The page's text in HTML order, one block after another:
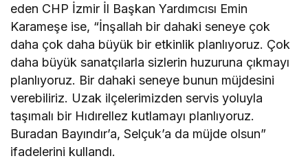
eden CHP İzmir İl Başkan Yardımcısı Emin
Karameşe ise, “İnşallah bir dahaki seneye çok
daha çok daha büyük bir etkinlik planlıyoruz. Çok
daha büyük sanatçılarla sizlerin huzuruna çıkmayı
planlıyoruz. Bir dahaki seneye bunun müjdesini
verebiliriz. Uzak ilçelerimizden servis yoluyla
taşımalı bir Hıdırellez kutlamayı planlıyoruz.
Buradan Bayındır’a, Selçuk’a da müjde olsun”
ifadelerini kullandı.